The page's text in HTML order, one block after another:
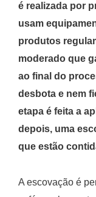
é realizada por
usam
produtos
moderado que
ao final do
desbota e nem
etapa é feita a
depois, uma
que estão
A escovação é